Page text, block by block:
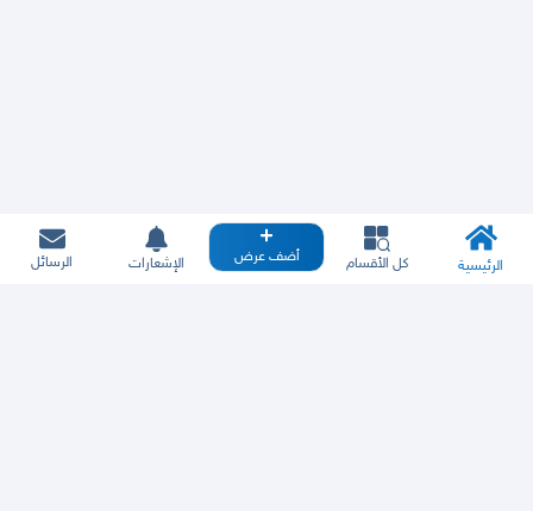
الرئيسية كل الأقسام أضف عرض الإشعارات الرسائل